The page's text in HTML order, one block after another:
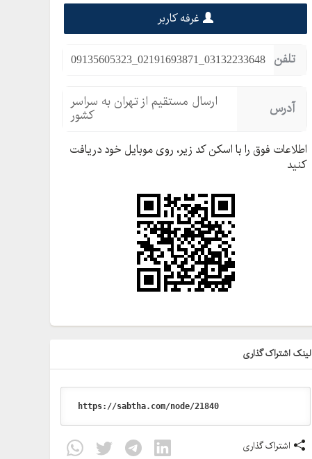
غرفه کاربر
تلفن 09135605323_02191693871_03132233648
آدرس ارسال مستقیم از تهران به سراسر
کشور
اطلاعات فوق را با اسکن کد زیر، روی موبایل خود دریافت
کنید
لینک اشتراک گذاری
اشتراک گذاری